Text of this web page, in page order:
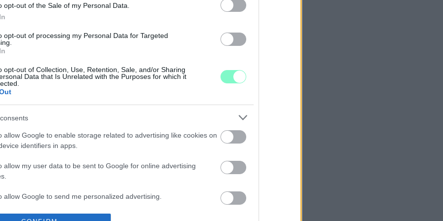
opt-out of the Sale of my Personal Data.
opt-out of processing my Personal Data for Targeted
opt-out of Collection, Use, Retention, Sale, and/or Sharing
Data that Is Unrelated with the Purposes for which it
allow Google to enable storage related to advertising like cookies on
identifiers in apps.
allow my user data to be sent to Google for online advertising
allow Google to send me personalized advertising.
Andrew Cuomo erőszakkal nyúlt az asszisztenséhez.
MIATT KIRÚGTA A CNN AZ EGYIK SZTÁRMŰSORVEZETŐJÉT
ügyét, aki korábban New York kormányzója volt.
AMERIKAI RAPPERT, YOUNG DOLPH-OT
KOKAINBÁRÓ EGYKORI OTTHONA MELLETT ÉLDEGÉLNEK
állatok, mostanra viszont elszaporodtak a környéken.
EGY HATALMAS OLAJKIÖMLÉS UTÁN